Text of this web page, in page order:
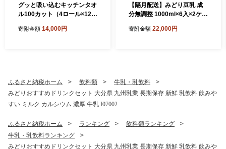
グッと吸い込むキッチンタオ
ル100カット（4ロール×12パ
用品 消耗品 大容量 吸収力 破
寄附金額 14,000円
【隔月配送】みどり豆乳 成
分無調整 1000ml×6入×2ケー
定期便 飲料 豆乳 成分無調整
寄附金額 22,000円
ふるさと納税ホーム 飲料類
牛乳・乳飲料
みどりおすすめドリンクセット 大分県 九州乳業 長期保存 新鮮 乳飲料 飲みや
すい ミルク カルシウム 濃厚 牛乳 I07002
ふるさと納税ホーム ランキング
飲料類ランキング
牛乳・乳飲料ランキング
みどりおすすめドリンクセット 大分県 九州乳業 長期保存 新鮮 乳飲料 飲みや